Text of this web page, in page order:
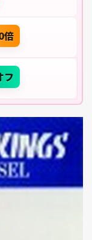
倍
フ